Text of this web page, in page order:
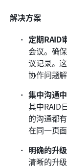
解决方案
定期RAID
会议。确
议记录。
协作问题
集中沟通
其中RAID
的沟通都
在同一页面
明确的升级
清晰的升